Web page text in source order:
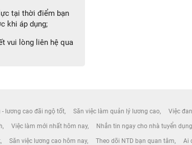
tại thời điểm bạn
khi áp dụng;
vui lòng liên hệ qua
- lương cao đãi ngộ tốt Săn việc làm quản lý lương cao Việc
Việc làm mới nhất hôm nay Nhắn tin ngay cho nhà tuyển dụng
Săn việc lương cao hôm nay Theo dõi NTD bạn quan tâm Ai